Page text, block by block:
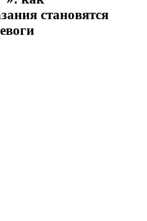
становятся